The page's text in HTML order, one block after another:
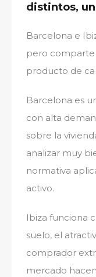
distintos,
Barcelona e
pero
producto de
Barcelona es
con alta
sobre la
analizar muy
normativa
activo.
Ibiza funciona
suelo, el
comprador
mercado